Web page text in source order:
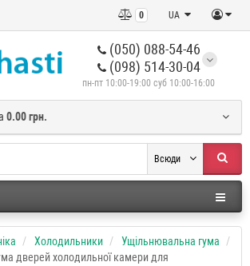
UA
0
(050) 088-54-46
(098) 514-30-04
пн-пт 10:00-19:00 суб 10:00-16:00
0.00 грн.
Всюди
Холодильники
Ущільнювальна гума
дверей холодильної камери для